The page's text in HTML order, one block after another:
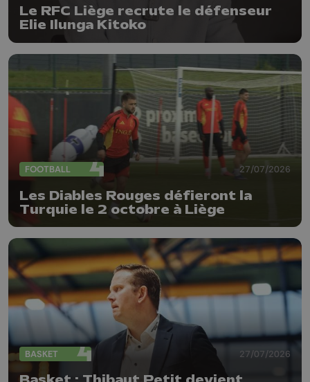
Le RFC Liège recrute le défenseur
Elie Ilunga Kitoko
FOOTBALL 27/07/2026
Les Diables Rouges défieront la
Turquie le 2 octobre à Liège
BASKET 27/07/2026